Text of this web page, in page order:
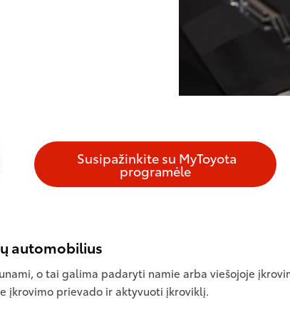
Susipažinkite su MyToyota
programėle
automobilius
o tai galima padaryti namie arba viešojoje
įkrovimo prievado ir aktyvuoti įkroviklį.